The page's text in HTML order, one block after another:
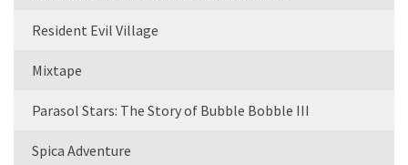
Resident Evil Village
Mixtape
Parasol Stars: The Story of Bubble Bobble III
Spica Adventure